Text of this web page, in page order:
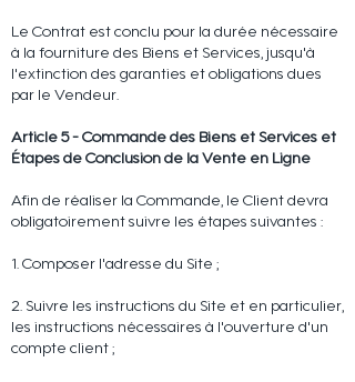
Le Contrat est conclu pour la durée nécessaire
à la fourniture des Biens et Services, jusqu'à
l'extinction des garanties et obligations dues
par le Vendeur.
Article 5 - Commande des Biens et Services et
Étapes de Conclusion de la Vente en Ligne
Afin de réaliser la Commande, le Client devra
obligatoirement suivre les étapes suivantes :
1. Composer l'adresse du Site ;
2. Suivre les instructions du Site et en particulier,
les instructions nécessaires à l'ouverture d'un
compte client ;